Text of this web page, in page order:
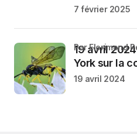
7 février 2025
19 avril
York sur la
par Florimond
19 avril 2024